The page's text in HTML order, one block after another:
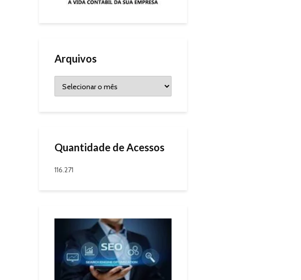
Arquivos
Quantidade de Acessos
116.271